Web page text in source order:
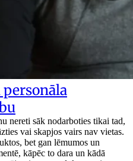
nereti sāk nodarboties tikai tad,
vai skapjos vairs nav vietas.
bet gan lēmumos un
kāpēc to dara un kādā